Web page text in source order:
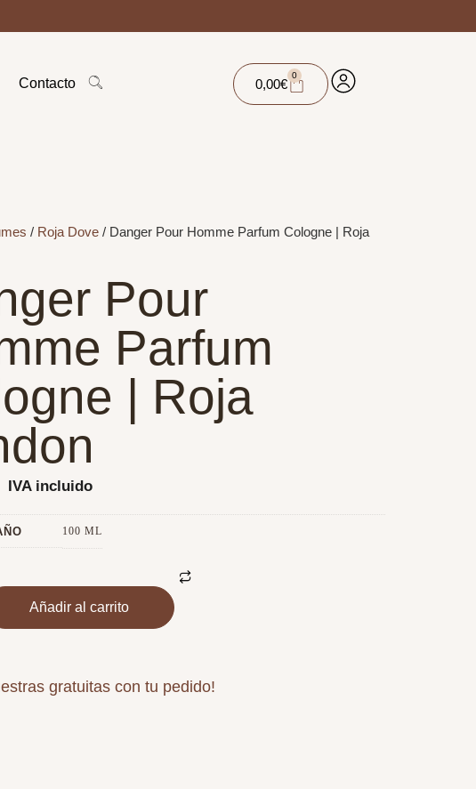
Contacto 0,00€
0
/ Roja Dove / Danger Pour Homme Parfum Cologne | Roja
Pour
Parfum
| Roja
IVA incluido
100 ML
Añadir al carrito
gratuitas con tu pedido!